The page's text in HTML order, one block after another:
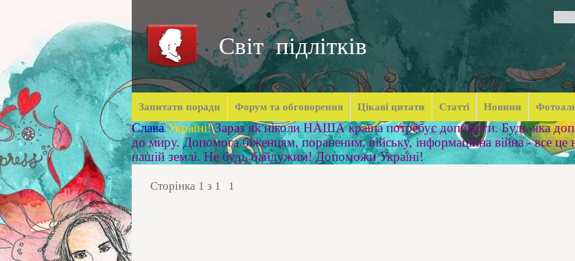
Світ підлітків
Запитати поради Форум та обговорення Цікаві цитати Статті Новини
Слава Україні! Зараз як ніколи НАША країна потребує допомоги. Будь-яка
до миру. Допомога біженцям, пораненим, війську, інформаційна війна - все
нашій землі. Не будь байдужим! Допоможи Україні!
Сторінка 1 з 1 1